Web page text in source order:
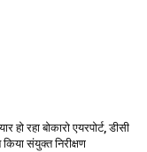
हो रहा बोकारो एयरपोर्ट, डीसी
संयुक्त निरीक्षण